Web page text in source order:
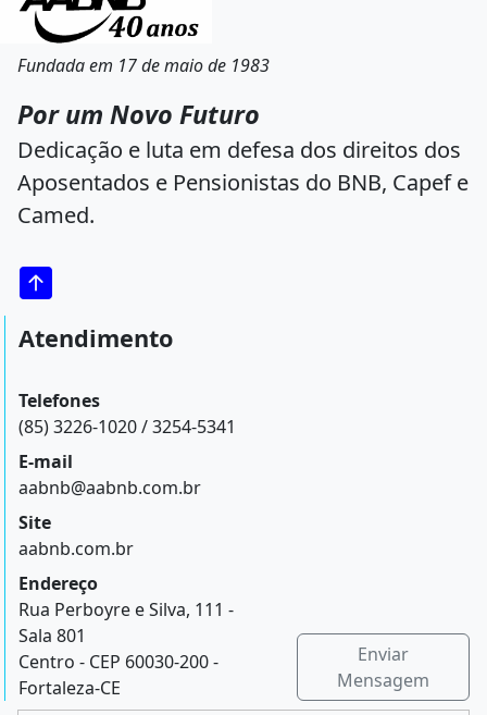
Fundada em 17 de maio de 1983
Por um Novo Futuro
Dedicação e luta em defesa dos direitos dos
Aposentados e Pensionistas do BNB, Capef e
Camed.
Atendimento
Telefones
(85) 3226-1020 / 3254-5341
E-mail
aabnb@aabnb.com.br
Site
aabnb.com.br
Endereço
Rua Perboyre e Silva, 111 -
Sala 801
Centro - CEP 60030-200 -
Fortaleza-CE
Enviar
Mensagem